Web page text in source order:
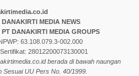
DANAKIRTI MEDIA NEWS
PT DANAKIRTI MEDIA GROUPS
63.108.079.3-002.000
28012200073130001
berada di bawah naungan
Sesuai UU Pers No. 40/1999.